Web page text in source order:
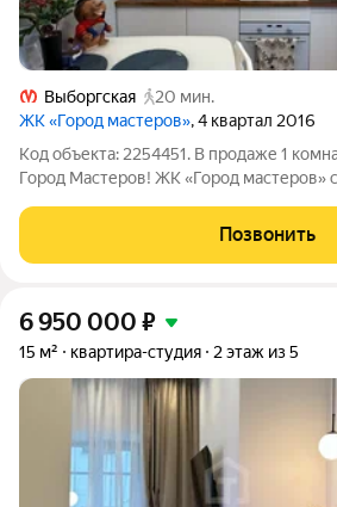
Выборгская
20 мин.
ЖК «Город мастеров», 4 квартал 2016
Код объекта: 2254451. В продаже 1
Город Мастеров! ЖК «Город мастеров» современный жилой
монолитный дом, введён в
Территория комплекса надёжно
Позвонить
6 950 000 ₽
15 м² квартира-студия 2 этаж из 5